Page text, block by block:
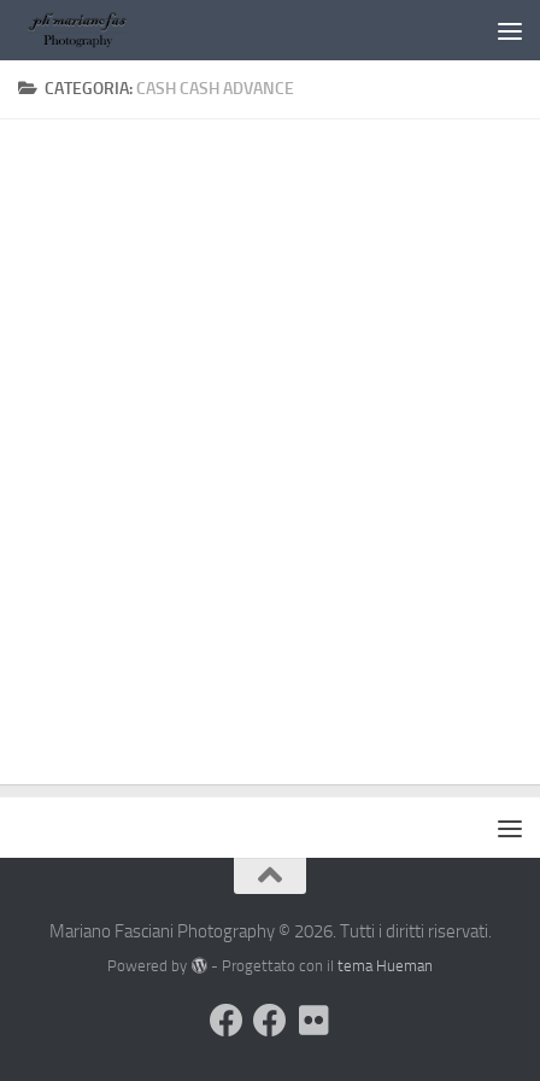
Salta al contenuto
CATEGORIA: CASH CASH ADVANCE
Mariano Fasciani Photography © 2026. Tutti i diritti riservati.
Powered by - Progettato con il tema Hueman